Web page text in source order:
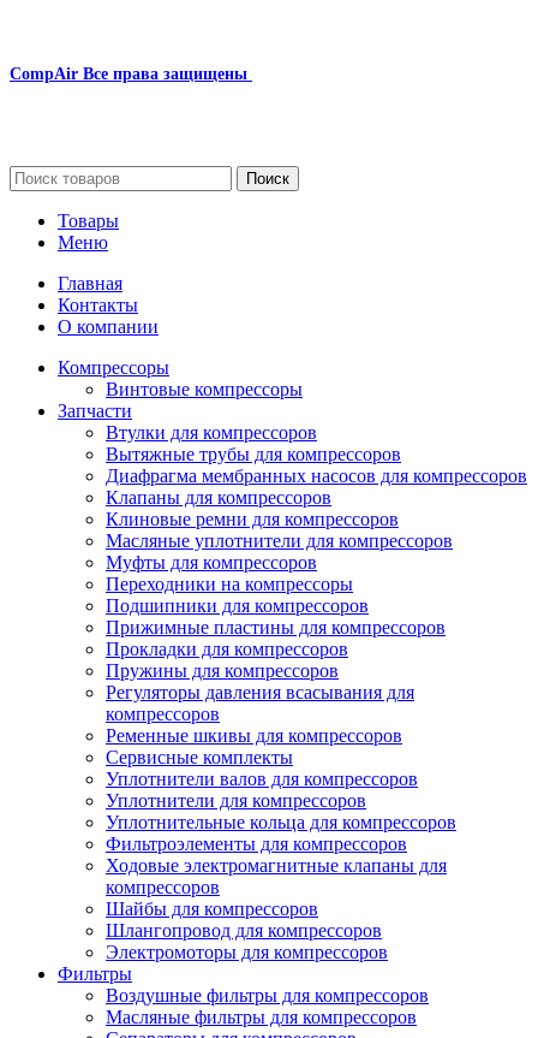
CompAir Все права защищены
Поиск
Товары
Меню
Главная
Контакты
О компании
Компрессоры
Винтовые компрессоры
Запчасти
Втулки для компрессоров
Вытяжные трубы для компрессоров
Диафрагма мембранных насосов для компрессоров
Клапаны для компрессоров
Клиновые ремни для компрессоров
Масляные уплотнители для компрессоров
Муфты для компрессоров
Переходники на компрессоры
Подшипники для компрессоров
Прижимные пластины для компрессоров
Прокладки для компрессоров
Пружины для компрессоров
Регуляторы давления всасывания для
компрессоров
Ременные шкивы для компрессоров
Сервисные комплекты
Уплотнители валов для компрессоров
Уплотнители для компрессоров
Уплотнительные кольца для компрессоров
Фильтроэлементы для компрессоров
Ходовые электромагнитные клапаны для
компрессоров
Шайбы для компрессоров
Шлангопровод для компрессоров
Электромоторы для компрессоров
Фильтры
Воздушные фильтры для компрессоров
Масляные фильтры для компрессоров